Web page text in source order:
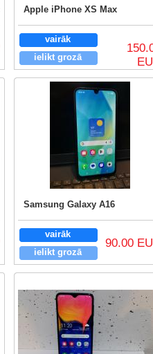
Apple iPhone XS Max
vairāk
ielikt grozā
Samsung Galaxy A16
vairāk
ielikt grozā
90.00